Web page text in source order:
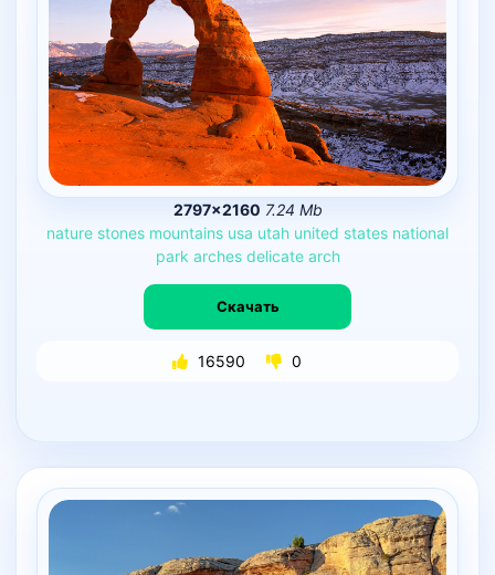
2797×2160 7.24 Mb
nature stones mountains usa utah united states national
park arches delicate arch
Скачать
16590 0